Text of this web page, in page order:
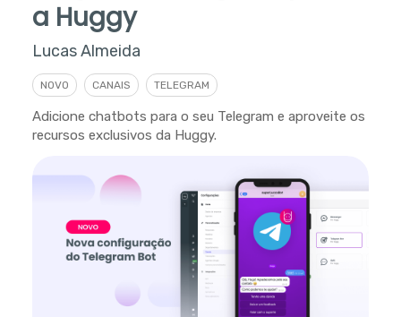
a Huggy
Lucas Almeida
NOVO CANAIS TELEGRAM
Adicione chatbots para o seu Telegram e aproveite os
recursos exclusivos da Huggy.